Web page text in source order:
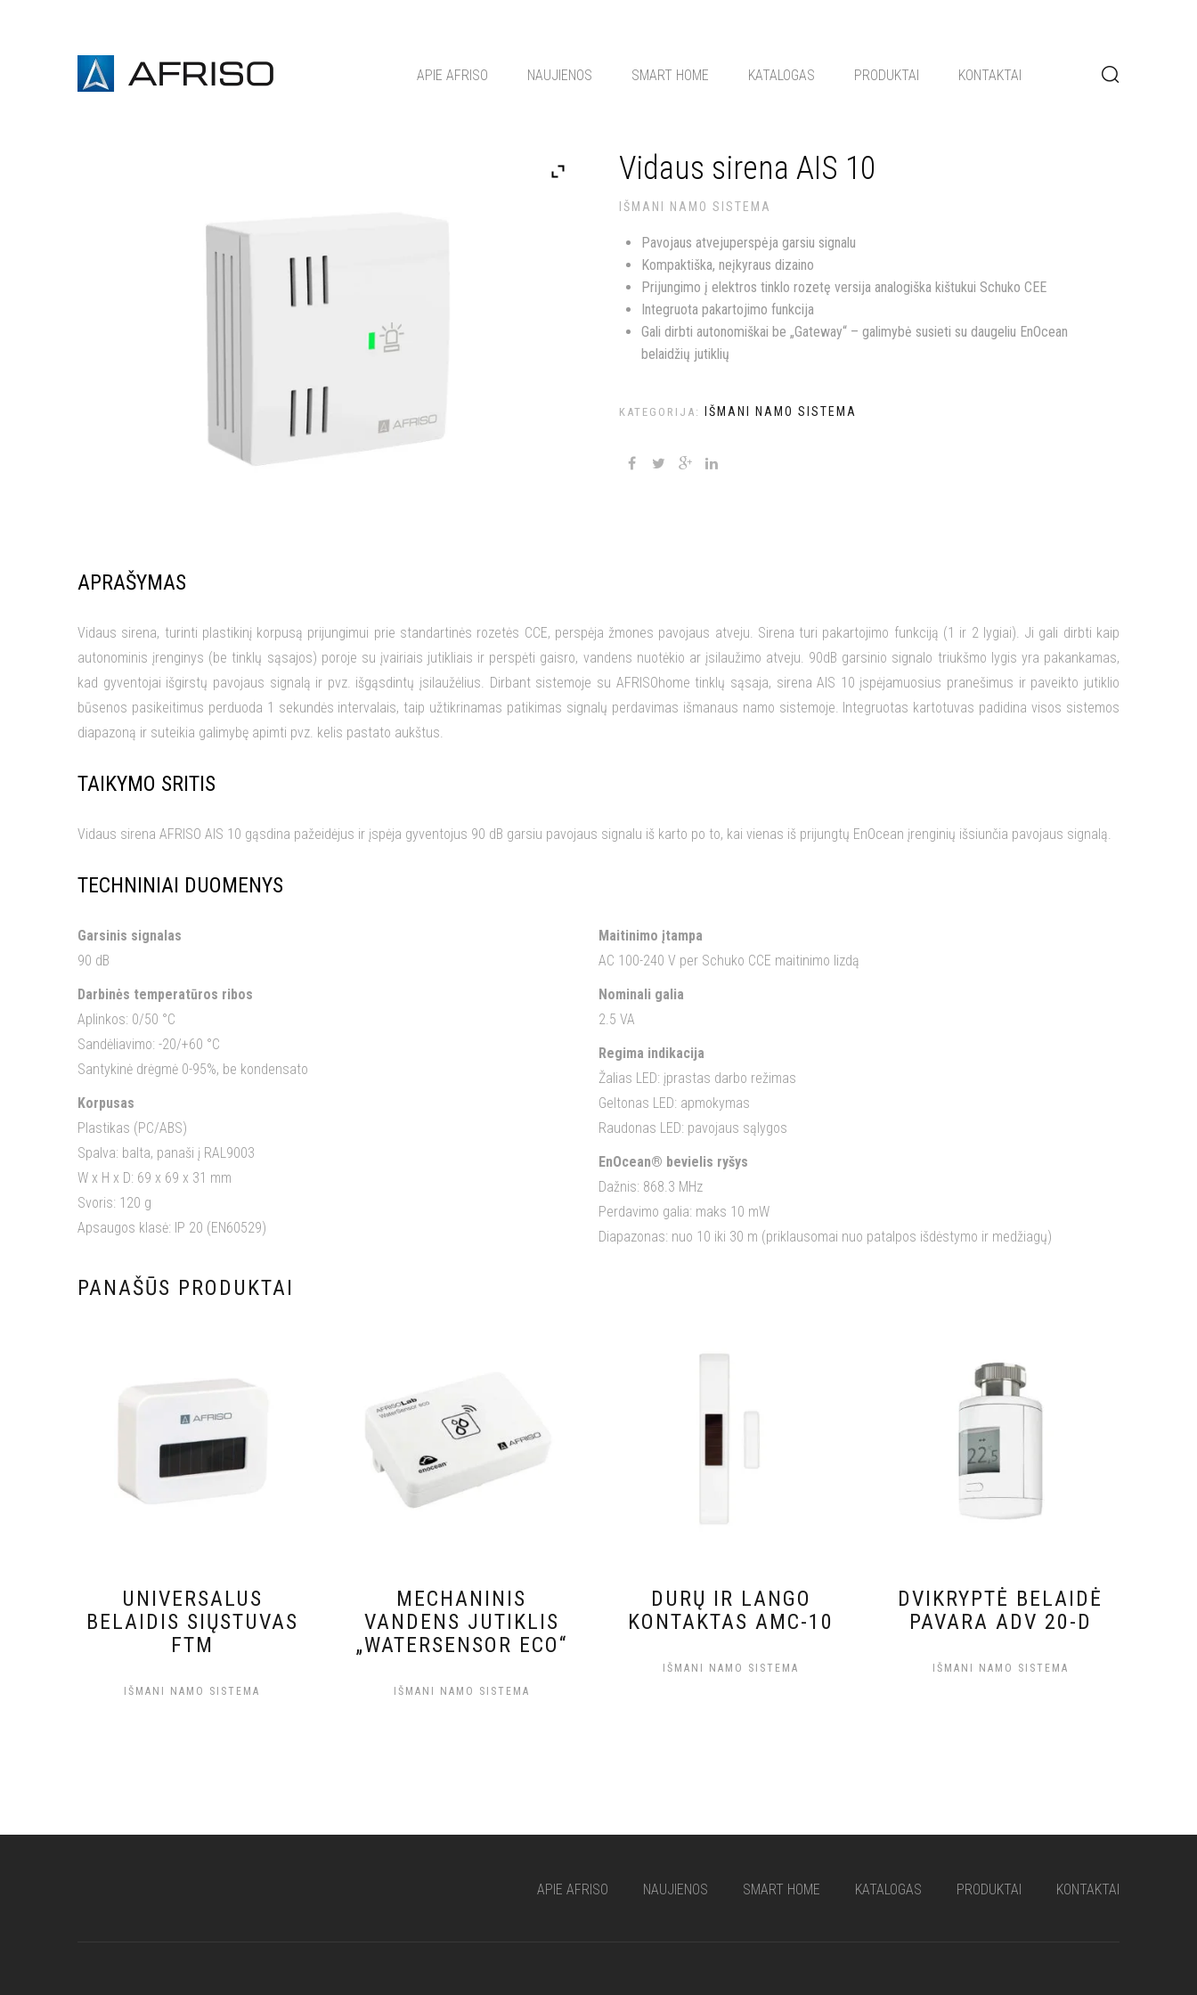
APIE AFRISO NAUJIENOS SMART HOME KATALOGAS PRODUKTAI KONTAKTAI
Vidaus sirena AIS 10
IŠMANI NAMO SISTEMA
Pavojaus atvejuperspėja garsiu signalu
Kompaktiška, neįkyraus dizaino
Prijungimo į elektros tinklo rozetę versija analogiška kištukui Schuko CEE
Integruota pakartojimo funkcija
Gali dirbti autonomiškai be „Gateway“ – galimybė susieti su daugeliu EnOcean
belaidžių jutiklių
KATEGORIJA: IŠMANI NAMO SISTEMA
APRAŠYMAS
Vidaus sirena, turinti plastikinį korpusą prijungimui prie standartinės rozetės CCE, perspėja žmones pavojaus atveju. Sirena turi pakartojimo funkciją (1 ir 2 lygiai). Ji gali dirbti kaip
autonominis įrenginys (be tinklų sąsajos) poroje su įvairiais jutikliais ir perspėti gaisro, vandens nuotėkio ar įsilaužimo atveju. 90dB garsinio signalo triukšmo lygis yra pakankamas,
kad gyventojai išgirstų pavojaus signalą ir pvz. išgąsdintų įsilaužėlius. Dirbant sistemoje su AFRISOhome tinklų sąsaja, sirena AIS 10 įspėjamuosius pranešimus ir paveikto jutiklio
būsenos pasikeitimus perduoda 1 sekundės intervalais, taip užtikrinamas patikimas signalų perdavimas išmanaus namo sistemoje. Integruotas kartotuvas padidina visos sistemos
diapazoną ir suteikia galimybę apimti pvz. kelis pastato aukštus.
TAIKYMO SRITIS
Vidaus sirena AFRISO AIS 10 gąsdina pažeidėjus ir įspėja gyventojus 90 dB garsiu pavojaus signalu iš karto po to, kai vienas iš prijungtų EnOcean įrenginių išsiunčia pavojaus signalą.
TECHNINIAI DUOMENYS
Garsinis signalas
90 dB
Darbinės temperatūros ribos
Aplinkos: 0/50 °C
Sandėliavimo: -20/+60 °C
Santykinė drėgmė 0-95%, be kondensato
Korpusas
Plastikas (PC/ABS)
Spalva: balta, panaši į RAL9003
W x H x D: 69 x 69 x 31 mm
Svoris: 120 g
Apsaugos klasė: IP 20 (EN60529)
Maitinimo įtampa
AC 100-240 V per Schuko CCE maitinimo lizdą
Nominali galia
2.5 VA
Regima indikacija
Žalias LED: įprastas darbo režimas
Geltonas LED: apmokymas
Raudonas LED: pavojaus sąlygos
EnOcean® bevielis ryšys
Dažnis: 868.3 MHz
Perdavimo galia: maks 10 mW
Diapazonas: nuo 10 iki 30 m (priklausomai nuo patalpos išdėstymo ir medžiagų)
PANAŠŪS PRODUKTAI
UNIVERSALUS
BELAIDIS SIŲSTUVAS
FTM
IŠMANI NAMO SISTEMA
MECHANINIS
VANDENS JUTIKLIS
„WATERSENSOR ECO“
IŠMANI NAMO SISTEMA
DURŲ IR LANGO
KONTAKTAS AMC-10
IŠMANI NAMO SISTEMA
DVIKRYPTĖ BELAIDĖ
PAVARA ADV 20-D
IŠMANI NAMO SISTEMA
APIE AFRISO NAUJIENOS SMART HOME KATALOGAS PRODUKTAI KONTAKTAI